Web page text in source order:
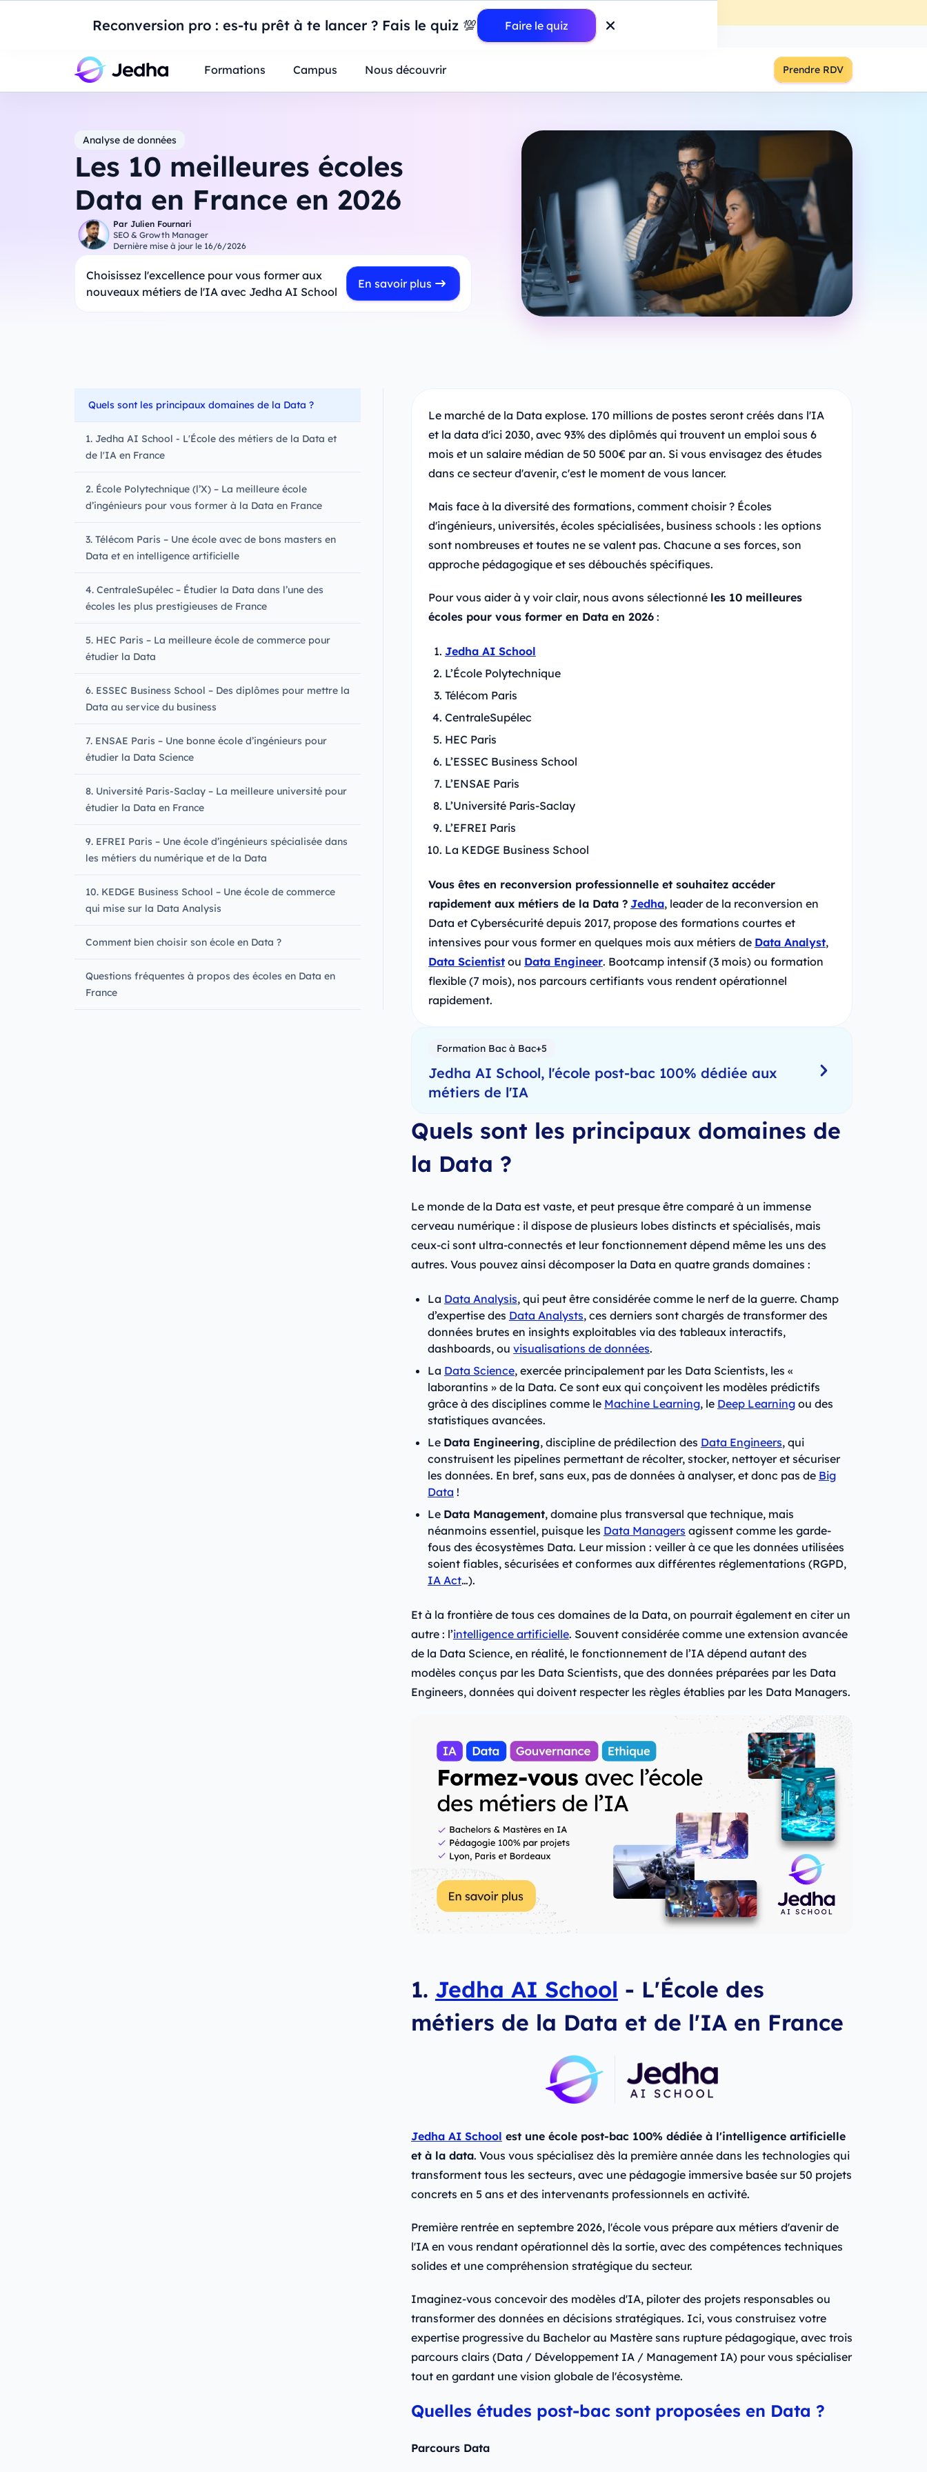
Reconversion pro : es-tu prêt à te lancer ? Fais le quiz 💯 Faire le quiz
Introduction à Power BI : construisez votre premier dashboard de A à Z-Mardi
Étudiants Parents
Formations Campus Nous découvrir Prendre RDV
Analyse de données
Les 10 meilleures écoles
Data en France en 2026
Par Julien Fournari
SEO & Growth Manager
Dernière mise à jour le 16/6/2026
Choisissez l'excellence pour vous former aux
nouveaux métiers de l'IA avec Jedha AI School
En savoir plus
Quels sont les principaux domaines de la Data ?
1. Jedha AI School - L'École des métiers de la Data et
de l'IA en France
2. École Polytechnique (l’X) – La meilleure école
d’ingénieurs pour vous former à la Data en France
3. Télécom Paris – Une école avec de bons masters en
Data et en intelligence artificielle
4. CentraleSupélec – Étudier la Data dans l’une des
écoles les plus prestigieuses de France
5. HEC Paris – La meilleure école de commerce pour
étudier la Data
6. ESSEC Business School – Des diplômes pour mettre la
Data au service du business
7. ENSAE Paris – Une bonne école d’ingénieurs pour
étudier la Data Science
8. Université Paris-Saclay – La meilleure université pour
étudier la Data en France
9. EFREI Paris – Une école d’ingénieurs spécialisée dans
les métiers du numérique et de la Data
10. KEDGE Business School – Une école de commerce
qui mise sur la Data Analysis
Comment bien choisir son école en Data ?
Questions fréquentes à propos des écoles en Data en
France
Le marché de la Data explose. 170 millions de postes seront créés dans l'IA
et la data d'ici 2030, avec 93% des diplômés qui trouvent un emploi sous 6
mois et un salaire médian de 50 500€ par an. Si vous envisagez des études
dans ce secteur d'avenir, c'est le moment de vous lancer.
Mais face à la diversité des formations, comment choisir ? Écoles
d'ingénieurs, universités, écoles spécialisées, business schools : les options
sont nombreuses et toutes ne se valent pas. Chacune a ses forces, son
approche pédagogique et ses débouchés spécifiques.
Pour vous aider à y voir clair, nous avons sélectionné les 10 meilleures
écoles pour vous former en Data en 2026:
Jedha AI School
L’École Polytechnique
Télécom Paris
CentraleSupélec
HEC Paris
L’ESSEC Business School
L’ENSAE Paris
L’Université Paris-Saclay
L’EFREI Paris
La KEDGE Business School
Vous êtes en reconversion professionnelle et souhaitez accéder
rapidement aux métiers de la Data ? Jedha, leader de la reconversion en
Data et Cybersécurité depuis 2017, propose des formations courtes et
intensives pour vous former en quelques mois aux métiers de Data Analyst,
Data Scientistou Data Engineer. Bootcamp intensif (3 mois) ou formation
flexible (7 mois), nos parcours certifiants vous rendent opérationnel
rapidement.
Formation Bac à Bac+5
Jedha AI School, l'école post-bac 100% dédiée aux
métiers de l'IA
Quels sont les principaux domaines de
la Data ?
Le monde de la Data est vaste, et peut presque être comparé à un immense
cerveau numérique : il dispose de plusieurs lobes distincts et spécialisés, mais
ceux-ci sont ultra-connectés et leur fonctionnement dépend même les uns des
autres. Vous pouvez ainsi décomposer la Data en quatre grands domaines :
La Data Analysis, qui peut être considérée comme le nerf de la guerre. Champ
d’expertise des Data Analysts, ces derniers sont chargés de transformer des
données brutes en insights exploitables via des tableaux interactifs,
dashboards, ou visualisations de données.
La Data Science, exercée principalement par les Data Scientists, les «
laborantins » de la Data. Ce sont eux qui conçoivent les modèles prédictifs
grâce à des disciplines comme le Machine Learning, le Deep Learningou des
statistiques avancées.
Le Data Engineering, discipline de prédilection des Data Engineers, qui
construisent les pipelines permettant de récolter, stocker, nettoyer et sécuriser
les données. En bref, sans eux, pas de données à analyser, et donc pas de Big
Data !
Le Data Management, domaine plus transversal que technique, mais
néanmoins essentiel, puisque les Data Managers agissent comme les garde-
fous des écosystèmes Data. Leur mission : veiller à ce que les données utilisées
soient fiables, sécurisées et conformes aux différentes réglementations (RGPD,
IA Act…).
Et à la frontière de tous ces domaines de la Data, on pourrait également en citer un
autre : l’intelligence artificielle. Souvent considérée comme une extension avancée
de la Data Science, en réalité, le fonctionnement de l’IA dépend autant des
modèles conçus par les Data Scientists, que des données préparées par les Data
Engineers, données qui doivent respecter les règles établies par les Data Managers.
1. Jedha AI School - L'École des
métiers de la Data et de l'IA en France
Jedha AI School est une école post-bac 100% dédiée à l'intelligence artificielle
et à la data. Vous vous spécialisez dès la première année dans les technologies qui
transforment tous les secteurs, avec une pédagogie immersive basée sur 50 projets
concrets en 5 ans et des intervenants professionnels en activité.
Première rentrée en septembre 2026, l'école vous prépare aux métiers d'avenir de
l'IA en vous rendant opérationnel dès la sortie, avec des compétences techniques
solides et une compréhension stratégique du secteur.
Imaginez-vous concevoir des modèles d'IA, piloter des projets responsables ou
transformer des données en décisions stratégiques. Ici, vous construisez votre
expertise progressive du Bachelor au Mastère sans rupture pédagogique, avec trois
parcours clairs (Data / Développement IA / Management IA) pour vous spécialiser
tout en gardant une vision globale de l'écosystème.
Quelles études post-bac sont proposées en Data ?
Parcours Data